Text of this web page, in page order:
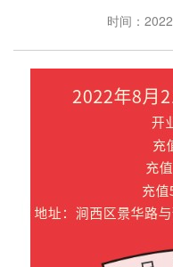
时间：